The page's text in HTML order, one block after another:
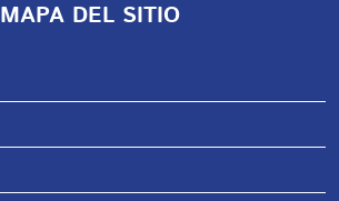
MAPA DEL SITIO